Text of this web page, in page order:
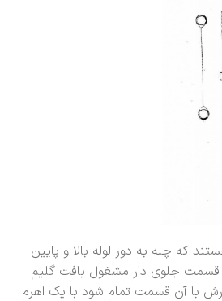
که چله به دور لوله بالا و پایین
قسمت جلوی دار مشغول بافت گلیم
با آن قسمت تمام شود با یک اهرم